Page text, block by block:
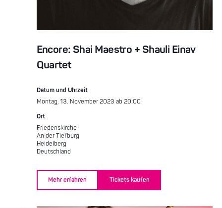
Encore: Shai Maestro + Shauli Einav
Quartet
Datum und Uhrzeit
Montag, 13. November 2023 ab 20:00
Ort
Friedenskirche
An der Tiefburg
Heidelberg
Deutschland
Mehr erfahren Tickets kaufen